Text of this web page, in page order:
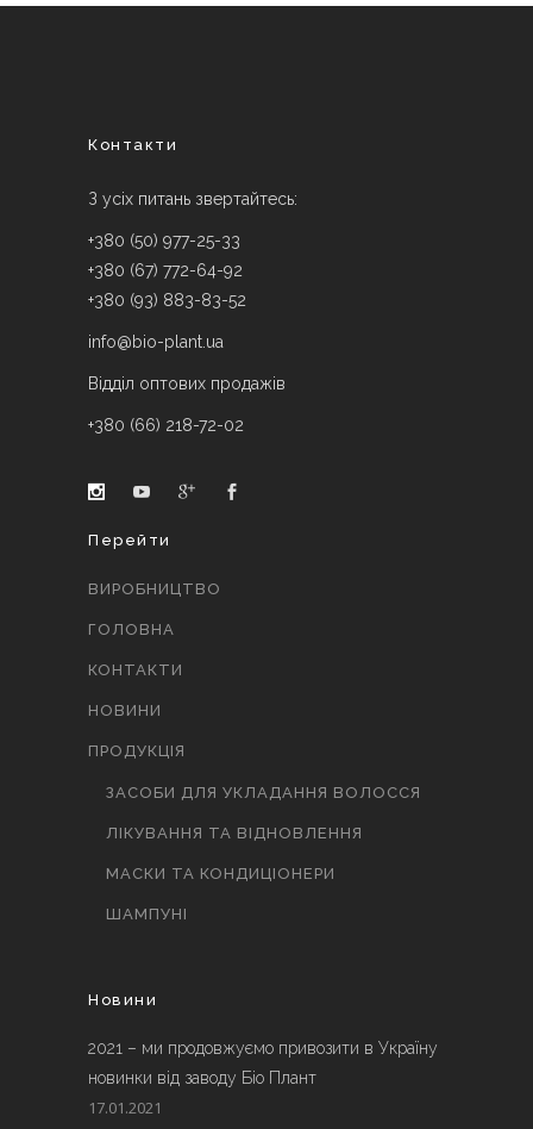
Контакти
З усіх питань звертайтесь:
+380 (50) 977-25-33
+380 (67) 772-64-92
+380 (93) 883-83-52
info@bio-plant.ua
Відділ оптових продажів
+380 (66) 218-72-02
Перейти
ВИРОБНИЦТВО
ГОЛОВНА
КОНТАКТИ
НОВИНИ
ПРОДУКЦІЯ
ЗАСОБИ ДЛЯ УКЛАДАННЯ ВОЛОССЯ
ЛІКУВАННЯ ТА ВІДНОВЛЕННЯ
МАСКИ ТА КОНДИЦІОНЕРИ
ШАМПУНІ
Новини
2021 – ми продовжуємо привозити в Україну
новинки від заводу Біо Плант
17.01.2021